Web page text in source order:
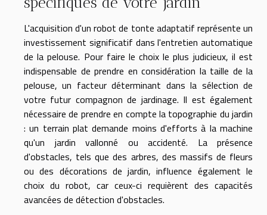
L'acquisition d'un robot de tonte adaptatif représente un
investissement significatif dans l'entretien automatique
de la pelouse. Pour faire le choix le plus judicieux, il est
indispensable de prendre en considération la taille de la
pelouse, un facteur déterminant dans la sélection de
votre futur compagnon de jardinage. Il est également
nécessaire de prendre en compte la topographie du jardin
: un terrain plat demande moins d'efforts à la machine
qu'un jardin vallonné ou accidenté. La présence
d'obstacles, tels que des arbres, des massifs de fleurs
ou des décorations de jardin, influence également le
choix du robot, car ceux-ci requièrent des capacités
avancées de détection d'obstacles.